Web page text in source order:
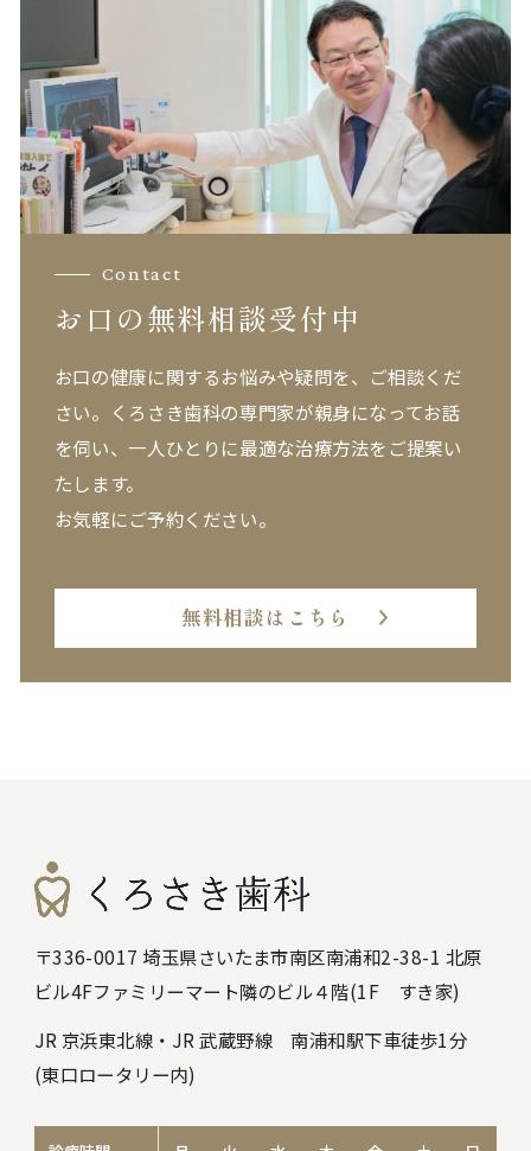
Contact
お口の無料相談受付中
お口の健康に関するお悩みや疑問を、ご相談くだ
さい。 くろさき歯科の専門家が親身になってお話
を伺い、一人ひとりに最適な治療方法をご提案い
たします。
お気軽にご予約ください。
無料相談はこちら
〒336-0017 埼玉県さいたま市南区南浦和2-38-1 北原
ビル4Fファミリーマート隣のビル４階(1F すき家)
JR 京浜東北線・JR 武蔵野線 南浦和駅下車徒歩1分
(東口ロータリー内)